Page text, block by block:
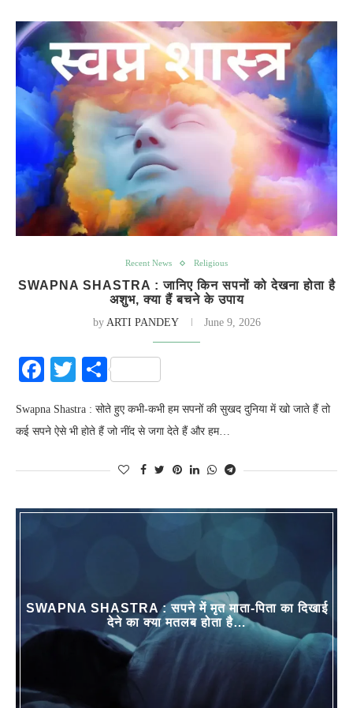
Recent News Religious
SWAPNA SHASTRA : जानिए किन सपनों को देखना होता है
अशुभ, क्या हैं बचने के उपाय
by ARTI PANDEY June 9, 2026
Facebook
Twitter
Share
Swapna Shastra : सोते हुए कभी-कभी हम सपनों की सुखद दुनिया में खो जाते हैं तो
कई सपने ऐसे भी होते हैं जो नींद से जगा देते हैं और हम…
SWAPNA SHASTRA : सपने में मृत माता-पिता का दिखाई
देने का क्या मतलब होता है…